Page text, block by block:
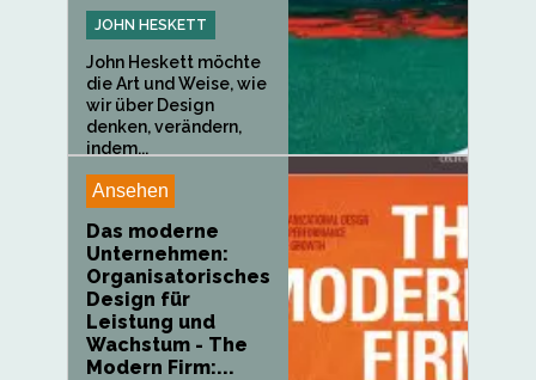
JOHN HESKETT
John Heskett möchte
die Art und Weise, wie
wir über Design
denken, verändern,
indem...
Ansehen
Das moderne
Unternehmen:
Organisatorisches
Design für
Leistung und
Wachstum - The
Modern Firm:...